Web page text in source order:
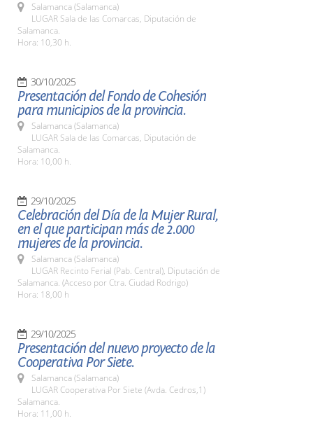
Salamanca (Salamanca)
LUGAR Sala de las Comarcas, Diputación de
Salamanca.
Hora: 10,30 h.
30/10/2025
Presentación del Fondo de Cohesión
para municipios de la provincia.
Salamanca (Salamanca)
LUGAR Sala de las Comarcas, Diputación de
Salamanca.
Hora: 10,00 h.
29/10/2025
Celebración del Día de la Mujer Rural,
en el que participan más de 2.000
mujeres de la provincia.
Salamanca (Salamanca)
LUGAR Recinto Ferial (Pab. Central), Diputación de
Salamanca. (Acceso por Ctra. Ciudad Rodrigo)
Hora: 18,00 h
29/10/2025
Presentación del nuevo proyecto de la
Cooperativa Por Siete.
Salamanca (Salamanca)
LUGAR Cooperativa Por Siete (Avda. Cedros,1)
Salamanca.
Hora: 11,00 h.